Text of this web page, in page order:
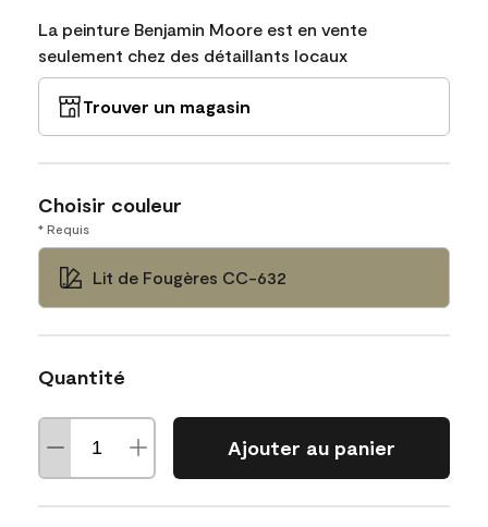
La peinture Benjamin Moore est en vente
seulement chez des détaillants locaux
Trouver un magasin
Choisir couleur
* Requis
Lit de Fougères CC-632
Quantité
Ajouter au panier